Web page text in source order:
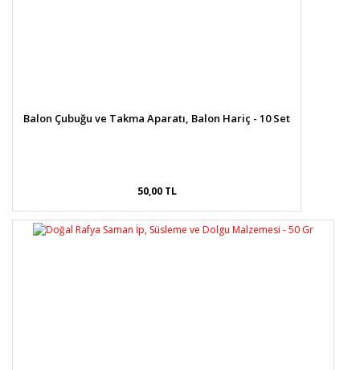
Balon Çubuğu ve Takma Aparatı, Balon Hariç - 10 Set
50,00 TL